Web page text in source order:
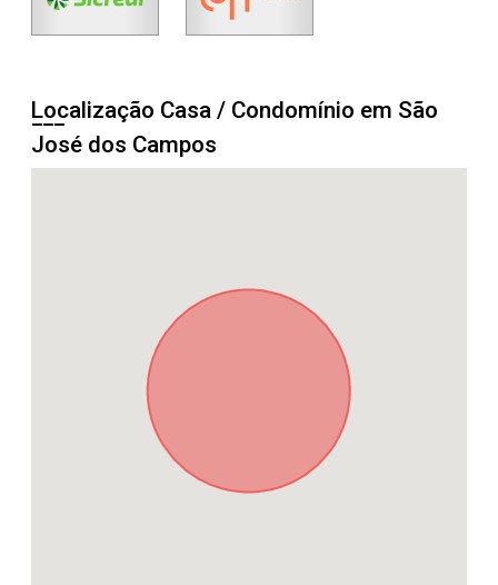
Localização Casa / Condomínio em São
José dos Campos